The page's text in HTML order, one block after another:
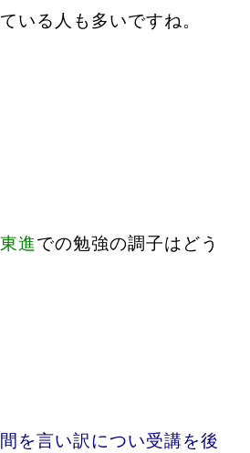
いる人も多いですね。
東進での勉強の調子はどう
を言い訳につい受講を後